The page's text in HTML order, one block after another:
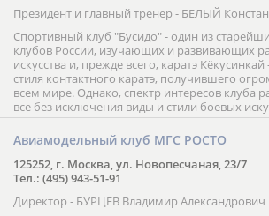
Президент и главный тренер - БЕЛЫЙ
Спортивный клуб "Бусидо" - один из
клубов России, изучающих и развивающих
искусства и, прежде всего, каратэ
стиля контактного каратэ, получившего
всем мире. Однако, спектр интересов клуба
все без исключения виды и стили боевых
Авиамодельный клуб МГС РОСТО
125252, г. Москва, ул. Новопесчаная, 23/7
Тел.: (495) 943-51-91
Директор - БУРЦЕВ Владимир Александрович